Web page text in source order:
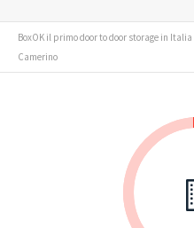
BoxOK il primo door to door storage in Italia
Camerino